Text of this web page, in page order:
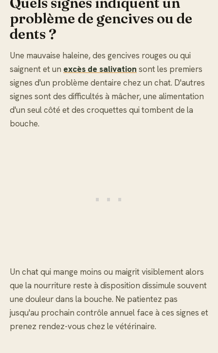
problème de gencives ou de
dents ?
Une mauvaise haleine, des gencives rouges ou qui
saignent et un excès de salivation sont les premiers
signes d'un problème dentaire chez un chat. D'autres
signes sont des difficultés à mâcher, une alimentation
d'un seul côté et des croquettes qui tombent de la
bouche.
Un chat qui mange moins ou maigrit visiblement alors
que la nourriture reste à disposition dissimule souvent
une douleur dans la bouche. Ne patientez pas
jusqu'au prochain contrôle annuel face à ces signes et
prenez rendez-vous chez le vétérinaire.